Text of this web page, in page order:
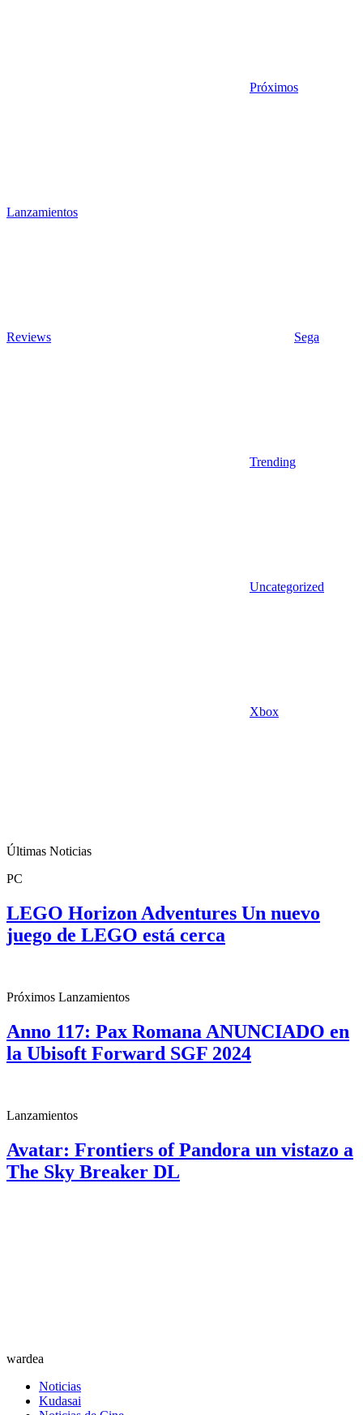
Próximos
Lanzamientos
Reviews Sega
Trending
Uncategorized
Xbox
Últimas Noticias
PC
LEGO Horizon Adventures Un nuevo
juego de LEGO está cerca
Próximos Lanzamientos
Anno 117: Pax Romana ANUNCIADO en
la Ubisoft Forward SGF 2024
Lanzamientos
Avatar: Frontiers of Pandora un vistazo a
The Sky Breaker DL
wardea
Noticias
Kudasai